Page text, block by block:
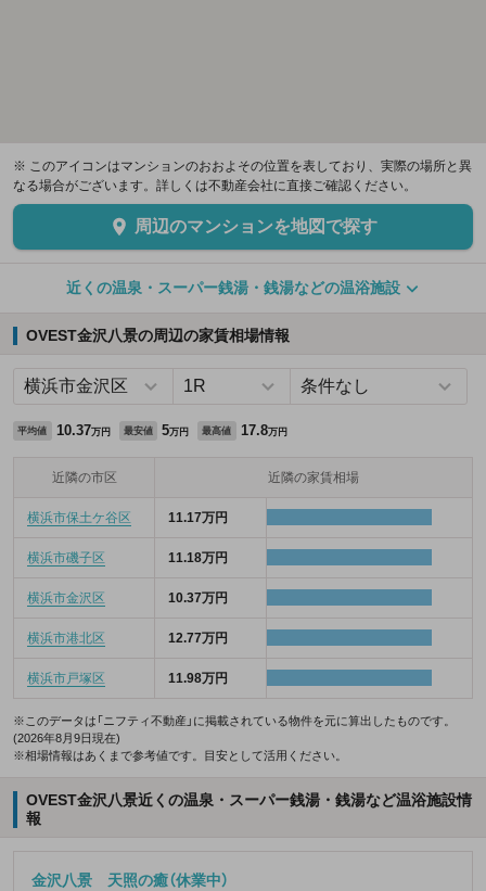
※ このアイコンはマンションのおおよその位置を表しており、実際の場所と異
なる場合がございます。詳しくは不動産会社に直接ご確認ください。
周辺のマンションを地図で探す
近くの温泉・スーパー銭湯・銭湯などの温浴施設
OVEST金沢八景の周辺の家賃相場情報
平均値 10.37万円 最安値 5万円 最高値 17.8万円
近隣の市区 近隣の家賃相場
横浜市保土ケ谷区 11.17万円
横浜市磯子区 11.18万円
横浜市金沢区 10.37万円
横浜市港北区 12.77万円
横浜市戸塚区 11.98万円
※このデータは「ニフティ不動産」に掲載されている物件を元に算出したものです。
(2026年8月9日現在)
※相場情報はあくまで参考値です。目安として活用ください。
OVEST金沢八景近くの温泉・スーパー銭湯・銭湯など温浴施設情
報
金沢八景 天照の癒（休業中）